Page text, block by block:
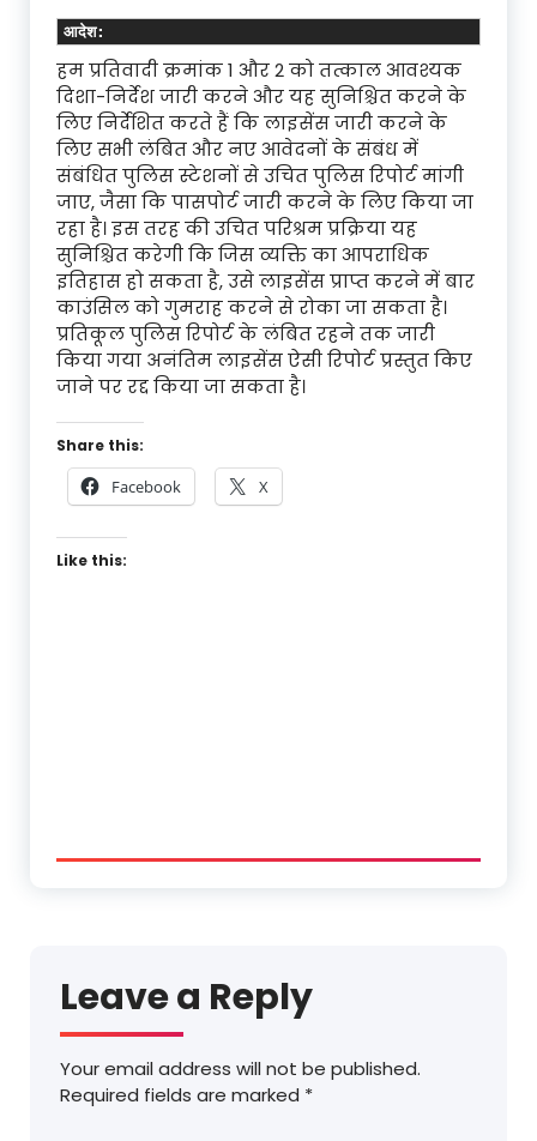
आदेश:
हम प्रतिवादी क्रमांक 1 और 2 को तत्काल आवश्यक
दिशा-निर्देश जारी करने और यह सुनिश्चित करने के
लिए निर्देशित करते हैं कि लाइसेंस जारी करने के
लिए सभी लंबित और नए आवेदनों के संबंध में
संबंधित पुलिस स्टेशनों से उचित पुलिस रिपोर्ट मांगी
जाए, जैसा कि पासपोर्ट जारी करने के लिए किया जा
रहा है। इस तरह की उचित परिश्रम प्रक्रिया यह
सुनिश्चित करेगी कि जिस व्यक्ति का आपराधिक
इतिहास हो सकता है, उसे लाइसेंस प्राप्त करने में बार
काउंसिल को गुमराह करने से रोका जा सकता है।
प्रतिकूल पुलिस रिपोर्ट के लंबित रहने तक जारी
किया गया अनंतिम लाइसेंस ऐसी रिपोर्ट प्रस्तुत किए
जाने पर रद्द किया जा सकता है।
Share this:
Facebook X
Like this:
Leave a Reply
Your email address will not be published.
Required fields are marked *